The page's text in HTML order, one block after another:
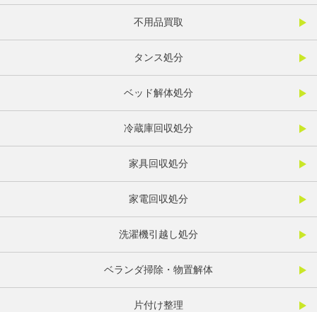
不用品買取
タンス処分
ベッド解体処分
冷蔵庫回収処分
家具回収処分
家電回収処分
洗濯機引越し処分
ベランダ掃除・物置解体
片付け整理